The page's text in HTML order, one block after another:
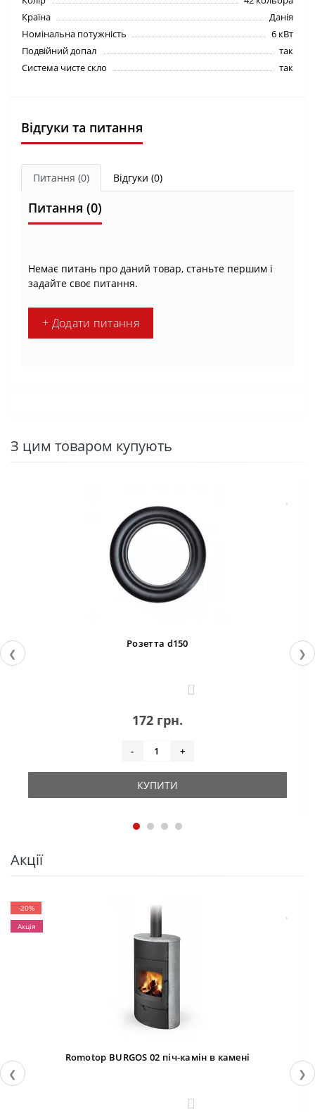
Країна
Данія
Номінальна потужність
6 кВт
Подвійний допал
так
Система чисте скло
так
Відгуки та питання
Питання (0) Відгуки (0)
Питання (0)
Немає питань про даний товар, станьте першим і
задайте своє питання.
+ Додати питання
З цим товаром купують
❮
Розетта d150
0
172 грн.
- +
КУПИТИ
❯
Акції
❮
-20%
Акція
Romotop BURGOS 02 піч-камін в камені
3
❯